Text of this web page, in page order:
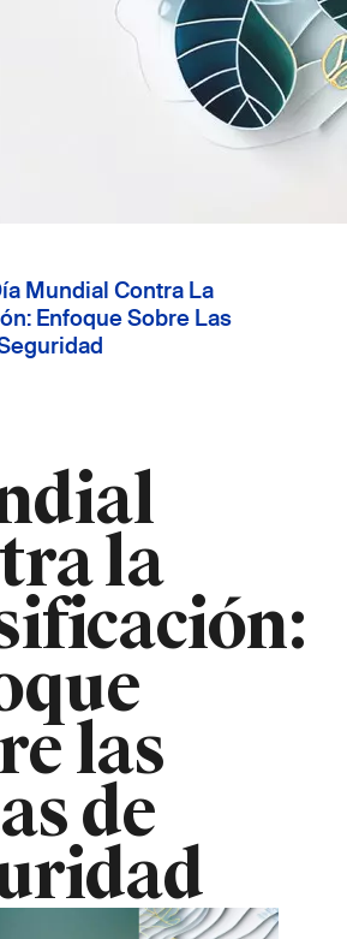
Mundial Contra La
Enfoque Sobre Las
la
las
de